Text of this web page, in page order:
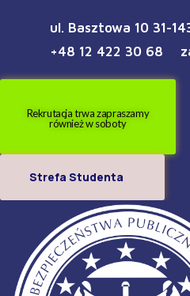
ul. Basztowa 10 31-
+48 12 422 30 68
Rekrutacja trwa zapraszamy
również w soboty
Strefa Studenta